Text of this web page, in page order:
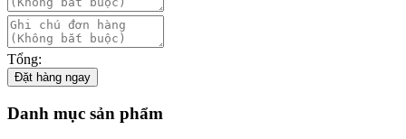
Tổng:
Đặt hàng ngay
Danh mục sản phẩm